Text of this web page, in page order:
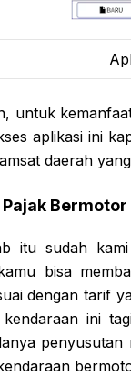
untuk
aplikasi ini
daerah
Bermotor
itu sudah
bisa
dengan tarif
ini